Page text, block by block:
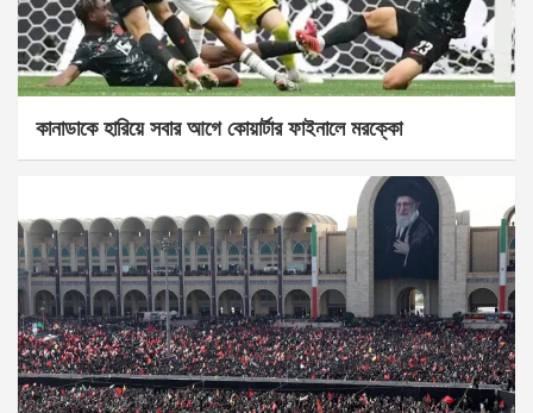
কানাডাকে হারিয়ে সবার আগে কোয়ার্টার ফাইনালে মরক্কো